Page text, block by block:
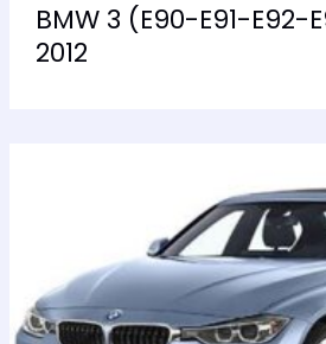
BMW 3 (E90-E91-E92-
2012